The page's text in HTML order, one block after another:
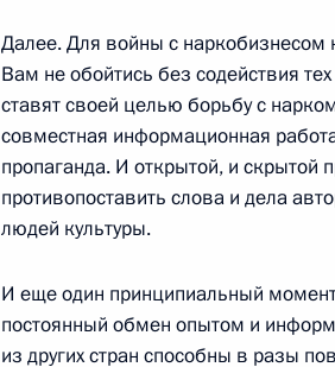
Вступительное слово на
по контролю за оборотом
веществ
30 марта 2004 года, 17:18
29 марта 2004 года,
Далее. Для войны с
Вам не обойтись без содействия
ставят своей целью борьбу с
совместная информационная
пропаганда. И открытой, и
противопоставить слова и дела
людей культуры.
И еще один принципиальный
постоянный обмен опытом и
из других стран способны в разы